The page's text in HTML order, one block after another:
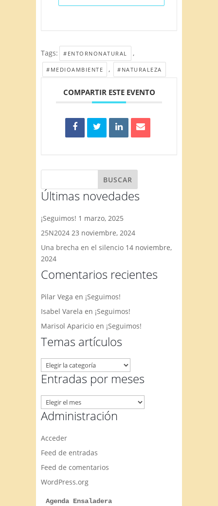
Tags: #ENTORNONATURAL ,
#MEDIOAMBIENTE , #NATURALEZA
COMPARTIR ESTE EVENTO
Últimas novedades
¡Seguimos! 1 marzo, 2025
25N2024 23 noviembre, 2024
Una brecha en el silencio 14 noviembre,
2024
Comentarios recientes
Pilar Vega en ¡Seguimos!
Isabel Varela en ¡Seguimos!
Marisol Aparicio en ¡Seguimos!
Temas artículos
Temas
artículos
Entradas por meses
Entradas
por
meses
Administración
Acceder
Feed de entradas
Feed de comentarios
WordPress.org
Agenda Ensaladera